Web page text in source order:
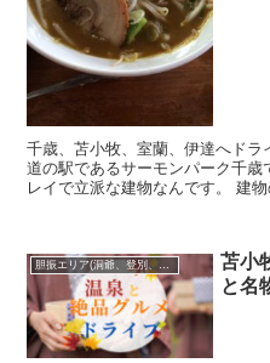
千歳、苫小牧、室蘭、伊達へドラ
道の駅であるサーモンパーク千
レイで立派な建物なんです。 建
胆振エリア(洞爺、登別、苫小牧･･･)
苫小
と名